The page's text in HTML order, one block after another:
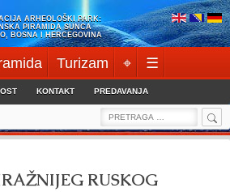
ARHEOLOŠKI PARK:
PIRAMIDA SUNCA
BOSNA I HERCEGOVINA
Turizam ⌖ ☰
KONTAKT PREDAVANJA
Search
for:
RUSKOG